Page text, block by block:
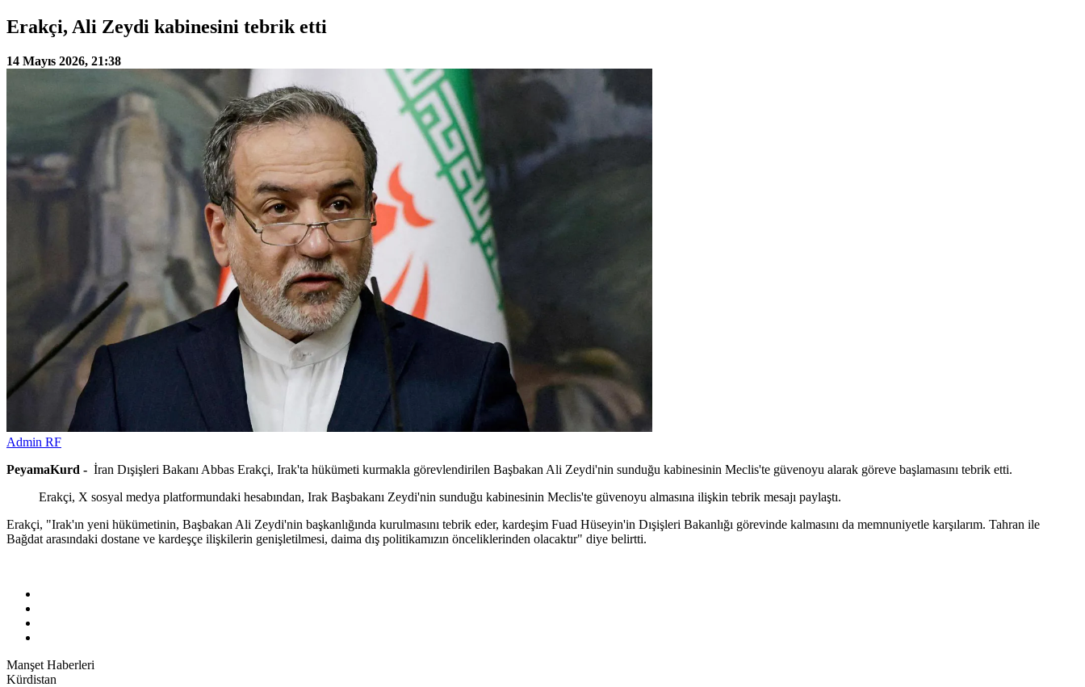
Erakçi, Ali Zeydi kabinesini tebrik etti
14 Mayıs 2026, 21:38
Admin RF
PeyamaKurd - İran Dışişleri Bakanı Abbas Erakçi, Irak'ta hükümeti kurmakla görevlendirilen Başbakan Ali Zeydi'nin sunduğu kabinesinin Meclis'te güvenoyu alarak göreve başlamasını tebrik etti.
Erakçi, X sosyal medya platformundaki hesabından, Irak Başbakanı Zeydi'nin sunduğu kabinesinin Meclis'te güvenoyu almasına ilişkin tebrik mesajı paylaştı.
Erakçi, "Irak'ın yeni hükümetinin, Başbakan Ali Zeydi'nin başkanlığında kurulmasını tebrik eder, kardeşim Fuad Hüseyin'in Dışişleri Bakanlığı görevinde kalmasını da memnuniyetle karşılarım. Tahran ile
Bağdat arasındaki dostane ve kardeşçe ilişkilerin genişletilmesi, daima dış politikamızın önceliklerinden olacaktır" diye belirtti.
Manşet Haberleri
Kürdistan